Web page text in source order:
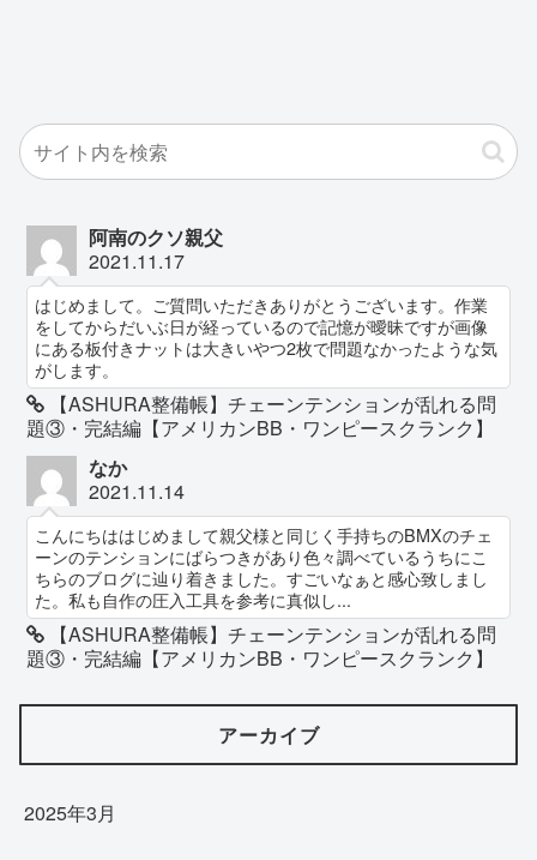
阿南のクソ親父
2021.11.17
はじめまして。ご質問いただきありがとうございます。作業
をしてからだいぶ日が経っているので記憶が曖昧ですが画像
にある板付きナットは大きいやつ2枚で問題なかったような気
がします。
【ASHURA整備帳】チェーンテンションが乱れる問
題③・完結編【アメリカンBB・ワンピースクランク】
なか
2021.11.14
こんにちははじめまして親父様と同じく手持ちのBMXのチェ
ーンのテンションにばらつきがあり色々調べているうちにこ
ちらのブログに辿り着きました。すごいなぁと感心致しまし
た。私も自作の圧入工具を参考に真似し...
【ASHURA整備帳】チェーンテンションが乱れる問
題③・完結編【アメリカンBB・ワンピースクランク】
アーカイブ
2025年3月